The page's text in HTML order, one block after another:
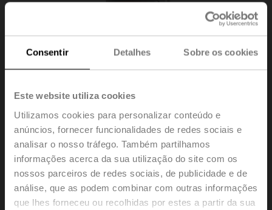
Consentir Detalhes Sobre os cookies
Este website utiliza cookies
Utilizamos cookies para personalizar conteúdo e
anúncios, fornecer funcionalidades de redes sociais e
analisar o nosso tráfego. Também partilhamos
informações acerca da sua utilização do site com os
nossos parceiros de redes sociais, de publicidade e de
análise, que as podem combinar com outras informações
que lhes forneceu ou recolhidas por estes a partir da sua
ZG-JSLA+AFXUP-S